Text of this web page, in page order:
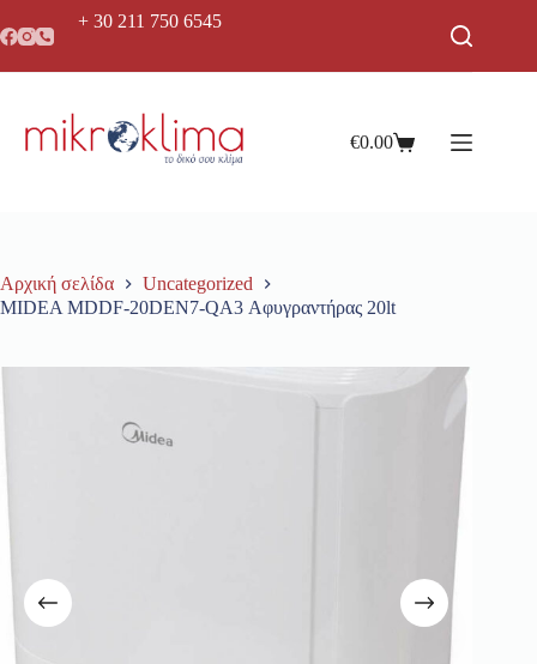
+ 30 211 750 6545
€0.00
Αρχική σελίδα
Uncategorized
MIDEA MDDF-20DEN7-QA3 Αφυγραντήρας 20lt